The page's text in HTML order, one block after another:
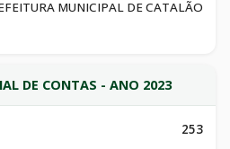
CONTRIBUIR COM SUAS IDEIAS E
AS PRIORIDADES DO
FORMS/D/
MUNICIPAL DE CATALÃO
DE CONTAS - ANO 2023
253